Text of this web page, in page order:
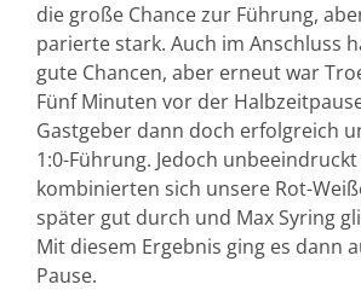
die große Chance zur Führung,
parierte stark. Auch im Anschluss
gute Chancen, aber erneut war
Fünf Minuten vor der
Gastgeber dann doch erfolgreich
1:0-Führung. Jedoch
kombinierten sich unsere Rot-
später gut durch und Max Syring
Mit diesem Ergebnis ging es dann
Pause.